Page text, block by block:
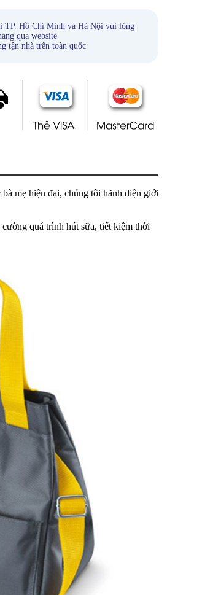
TP. Hồ Chí Minh và Hà Nội vui lòng
qua website
tận nhà trên toàn quốc
mẹ hiện đại, chúng tôi hãnh diện giới
quá trình hút sữa, tiết kiệm thời